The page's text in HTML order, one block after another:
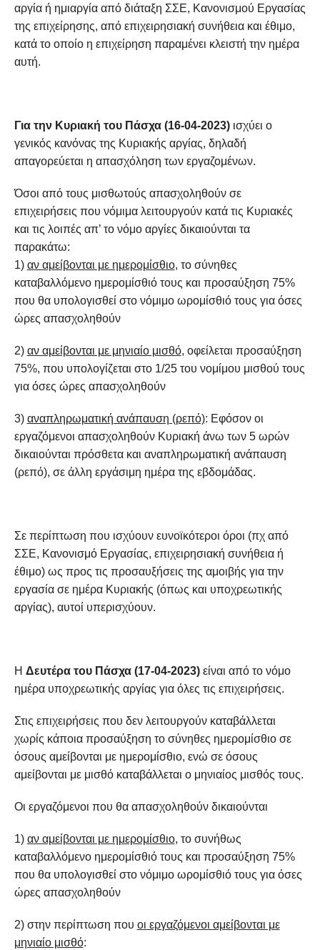
αργία ή ημιαργία από διάταξη ΣΣΕ, Κανονισμού Εργασίας
της επιχείρησης, από επιχειρησιακή συνήθεια και έθιμο,
κατά το οποίο η επιχείρηση παραμένει κλειστή την ημέρα
αυτή.
Για την Κυριακή του Πάσχα (16-04-2023)ισχύει ο
γενικός κανόνας της Κυριακής αργίας, δηλαδή
απαγορεύεται η απασχόληση των εργαζομένων.
Όσοι από τους μισθωτούς απασχοληθούν σε
επιχειρήσεις που νόμιμα λειτουργούν κατά τις Κυριακές
και τις λοιπές απ’ το νόμο αργίες δικαιούνται τα
παρακάτω:
1) αν αμείβονται με ημερομίσθιο, το σύνηθες
καταβαλλόμενο ημερομίσθιό τους και προσαύξηση 75%
που θα υπολογισθεί στο νόμιμο ωρομίσθιό τους για όσες
ώρες απασχοληθούν
2) αν αμείβονται με μηνιαίο μισθό, οφείλεται προσαύξηση
75%, που υπολογίζεται στο 1/25 του νομίμου μισθού τους
για όσες ώρες απασχοληθούν
3) αναπληρωματική ανάπαυση (ρεπό): Εφόσον οι
εργαζόμενοι απασχοληθούν Κυριακή άνω των 5 ωρών
δικαιούνται πρόσθετα και αναπληρωματική ανάπαυση
(ρεπό), σε άλλη εργάσιμη ημέρα της εβδομάδας.
Σε περίπτωση που ισχύουν ευνοϊκότεροι όροι (πχ από
ΣΣΕ, Κανονισμό Εργασίας, επιχειρησιακή συνήθεια ή
έθιμο) ως προς τις προσαυξήσεις της αμοιβής για την
εργασία σε ημέρα Κυριακής (όπως και υποχρεωτικής
αργίας), αυτοί υπερισχύουν.
Η Δευτέρα του Πάσχα (17-04-2023)είναι από το νόμο
ημέρα υποχρεωτικής αργίας για όλες τις επιχειρήσεις.
Στις επιχειρήσεις που δεν λειτουργούν καταβάλλεται
χωρίς κάποια προσαύξηση το σύνηθες ημερομίσθιο σε
όσους αμείβονται με ημερομίσθιο, ενώ σε όσους
αμείβονται με μισθό καταβάλλεται ο μηνιαίος μισθός τους.
Οι εργαζόμενοι που θα απασχοληθούν δικαιούνται
1) αν αμείβονται με ημερομίσθιο, το συνήθως
καταβαλλόμενο ημερομίσθιό τους και προσαύξηση 75%
που θα υπολογισθεί στο νόμιμο ωρομίσθιό τους για όσες
ώρες απασχοληθούν
2) στην περίπτωση που οι εργαζόμενοι αμείβονται με
μηνιαίο μισθό: